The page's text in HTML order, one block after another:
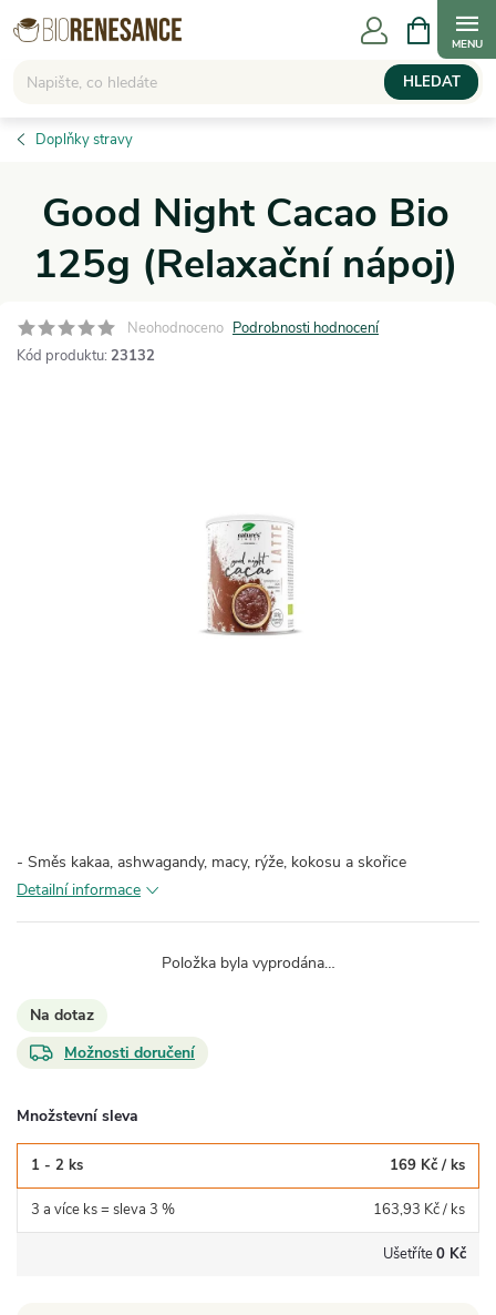
Přejít
na
HLEDAT
NÁKUPNÍ
KOŠÍK
Doplňky stravy
Good Night Cacao Bio
125g (Relaxační nápoj)
Neohodnoceno Podrobnosti hodnocení
Kód produktu: 23132
- Směs kakaa, ashwagandy, macy, rýže, kokosu a skořice
Detailní informace
Položka byla vyprodána…
Na dotaz
Možnosti doručení
Množstevní sleva
1 - 2 ks 169 Kč / ks
3 a více ks = sleva 3 % 163,93 Kč/ ks
Ušetříte0 Kč